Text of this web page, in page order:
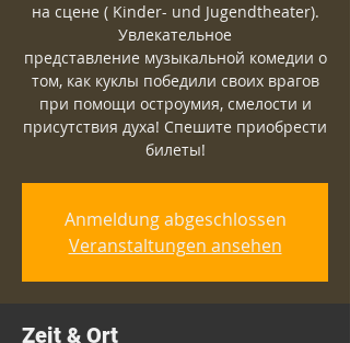
на сцене ( Kinder- und Jugendtheater).
Увлекательное
представление музыкальной комедии о
том, как куклы победили своих врагов
при помощи остроумия, смелости и
присутствия духа! Спешите приобрести
билеты!
Anmeldung abgeschlossen
Veranstaltungen ansehen
Zeit & Ort